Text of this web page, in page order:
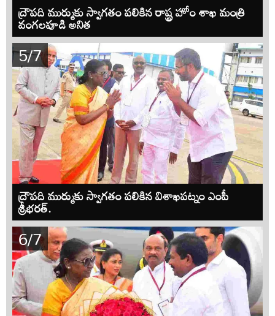
ద్రౌపది ముర్ముకు స్వాగతం పలికిన రాష్ట్ర హోం శాఖ మంత్రి
వంగలపూడి అనిత
5/7
ద్రౌపది ముర్ముకు స్వాగతం పలికిన విశాఖపట్నం ఎంపీ
శ్రీభరత్.
6/7